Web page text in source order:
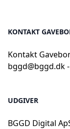
KONTAKT
Kontakt
bggd@bggd.dk
UDGIVER
BGGD Digital